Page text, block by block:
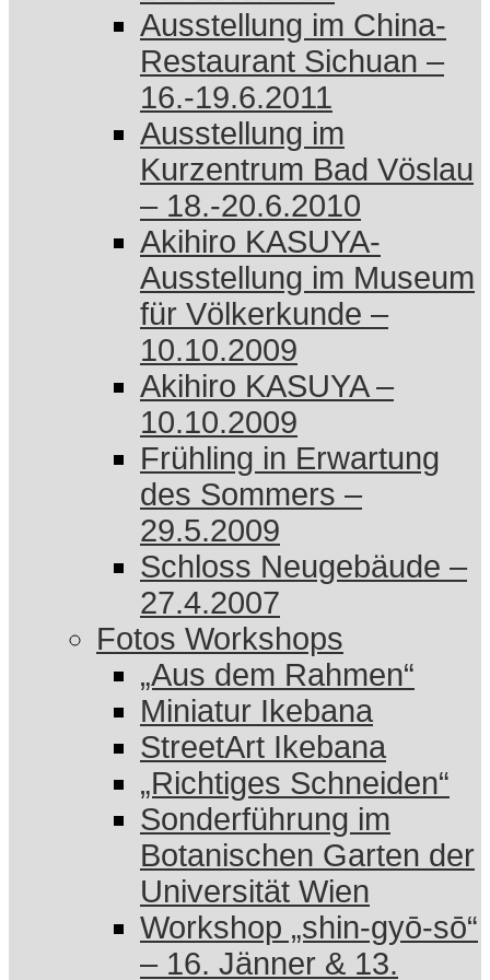
Ausstellung im China-
Restaurant Sichuan –
16.-19.6.2011
Ausstellung im
Kurzentrum Bad Vöslau
– 18.-20.6.2010
Akihiro KASUYA-
Ausstellung im Museum
für Völkerkunde –
10.10.2009
Akihiro KASUYA –
10.10.2009
Frühling in Erwartung
des Sommers –
29.5.2009
Schloss Neugebäude –
27.4.2007
Fotos Workshops
„Aus dem Rahmen“
Miniatur Ikebana
StreetArt Ikebana
„Richtiges Schneiden“
Sonderführung im
Botanischen Garten der
Universität Wien
Workshop „shin-gyō-sō“
– 16. Jänner & 13.